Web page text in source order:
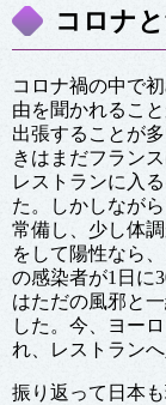
コロナ
コロナ禍の中で
由を聞かれるこ
出張することが
きはまだフラン
レストランに入
た。しかしなが
常備し、少し体
をして陽性なら
の感染者が1日に
はただの風邪と
した。今、ヨー
れ、レストラン
振り返って日本